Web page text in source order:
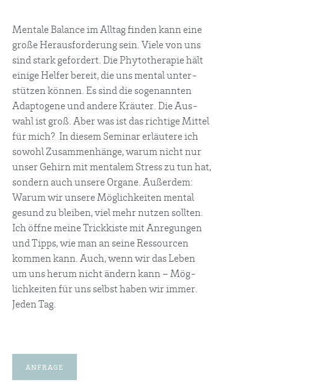
Men­ta­le Balan­ce im All­tag fin­den kann eine
gro­ße Her­aus­for­de­rung sein. Vie­le von uns
sind stark gefor­dert. Die Phy­to­the­ra­pie hält
eini­ge Hel­fer bereit, die uns men­tal unter­
stüt­zen kön­nen. Es sind die soge­nann­ten
Adap­to­ge­ne und ande­re Kräu­ter. Die Aus­
wahl ist groß. Aber was ist das rich­ti­ge Mit­tel
für mich? In die­sem Semi­nar erläu­te­re ich
sowohl Zusam­men­hän­ge, war­um nicht nur
unser Gehirn mit men­ta­lem Stress zu tun hat,
son­dern auch unse­re Orga­ne. Außer­dem:
War­um wir unse­re Mög­lich­kei­ten men­tal
gesund zu blei­ben, viel mehr nut­zen soll­ten.
Ich öff­ne mei­ne Trick­kis­te mit Anre­gun­gen
und Tipps, wie man an sei­ne Res­sour­cen
kom­men kann. Auch, wenn wir das Leben
um uns her­um nicht ändern kann – Mög­
lich­kei­ten für uns selbst haben wir immer.
Jeden Tag.
ANFRA­GE